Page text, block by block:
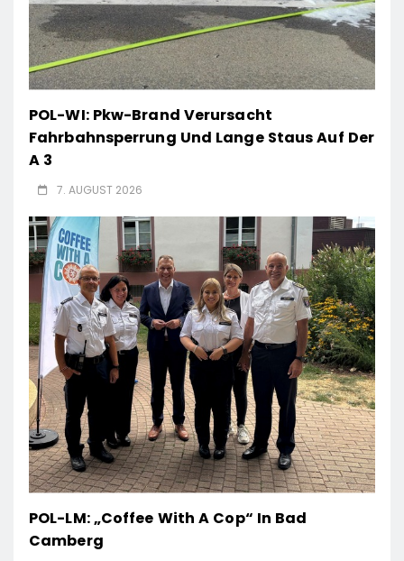
POL-WI: Pkw-Brand Verursacht
Fahrbahnsperrung Und Lange Staus Auf Der
A 3
7. AUGUST 2026
POL-LM: „Coffee With A Cop“ In Bad
Camberg